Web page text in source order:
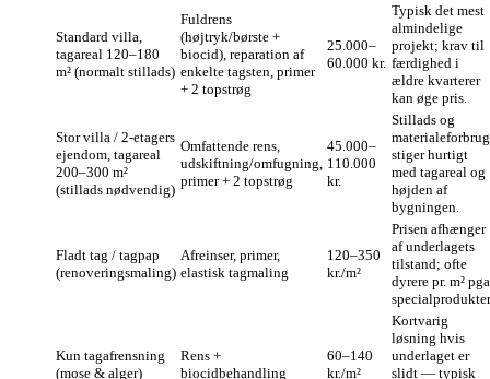
Standard villa,
tagareal 120–180
m² (normalt stillads)
Fuldrens
(højtryk/børste +
biocid), reparation af
enkelte tagsten, primer
+ 2 topstrøg
25.000–
60.000 kr.
Typisk det mest
almindelige
projekt; krav til
færdighed i
ældre kvarterer
kan øge pris.
Stor villa / 2-etagers
ejendom, tagareal
200–300 m²
(stillads nødvendig)
Omfattende rens,
udskiftning/omfugning,
primer + 2 topstrøg
45.000–
110.000
kr.
Stillads og
materialeforbrug
stiger hurtigt
med tagareal og
højden af
bygningen.
Fladt tag / tagpap
(renoveringsmaling)
Afreinser, primer,
elastisk tagmaling
120–350
kr./m²
Prisen afhænger
af underlagets
tilstand; ofte
dyrere pr. m²
Kun tagafrensning
(mose & alger)
Rens +
biocidbehandling
60–140
kr./m²
Kortvarig
løsning hvis
underlaget er
slidt — typisk